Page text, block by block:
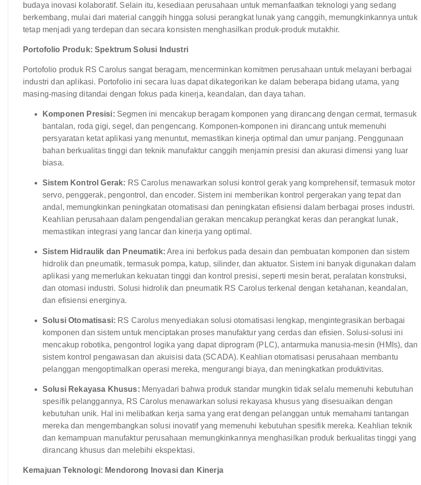
budaya inovasi kolaboratif. Selain itu, kesediaan perusahaan untuk memanfaatkan teknologi yang sedang
berkembang, mulai dari material canggih hingga solusi perangkat lunak yang canggih, memungkinkannya untuk
tetap menjadi yang terdepan dan secara konsisten menghasilkan produk-produk mutakhir.
Portofolio Produk: Spektrum Solusi Industri
Portofolio produk RS Carolus sangat beragam, mencerminkan komitmen perusahaan untuk melayani berbagai
industri dan aplikasi. Portofolio ini secara luas dapat dikategorikan ke dalam beberapa bidang utama, yang
masing-masing ditandai dengan fokus pada kinerja, keandalan, dan daya tahan.
Komponen Presisi: Segmen ini mencakup beragam komponen yang dirancang dengan cermat, termasuk
bantalan, roda gigi, segel, dan pengencang. Komponen-komponen ini dirancang untuk memenuhi
persyaratan ketat aplikasi yang menuntut, memastikan kinerja optimal dan umur panjang. Penggunaan
bahan berkualitas tinggi dan teknik manufaktur canggih menjamin presisi dan akurasi dimensi yang luar
biasa.
Sistem Kontrol Gerak: RS Carolus menawarkan solusi kontrol gerak yang komprehensif, termasuk motor
servo, penggerak, pengontrol, dan encoder. Sistem ini memberikan kontrol pergerakan yang tepat dan
andal, memungkinkan peningkatan otomatisasi dan peningkatan efisiensi dalam berbagai proses industri.
Keahlian perusahaan dalam pengendalian gerakan mencakup perangkat keras dan perangkat lunak,
memastikan integrasi yang lancar dan kinerja yang optimal.
Sistem Hidraulik dan Pneumatik: Area ini berfokus pada desain dan pembuatan komponen dan sistem
hidrolik dan pneumatik, termasuk pompa, katup, silinder, dan aktuator. Sistem ini banyak digunakan dalam
aplikasi yang memerlukan kekuatan tinggi dan kontrol presisi, seperti mesin berat, peralatan konstruksi,
dan otomasi industri. Solusi hidrolik dan pneumatik RS Carolus terkenal dengan ketahanan, keandalan,
dan efisiensi energinya.
Solusi Otomatisasi: RS Carolus menyediakan solusi otomatisasi lengkap, mengintegrasikan berbagai
komponen dan sistem untuk menciptakan proses manufaktur yang cerdas dan efisien. Solusi-solusi ini
mencakup robotika, pengontrol logika yang dapat diprogram (PLC), antarmuka manusia-mesin (HMIs), dan
sistem kontrol pengawasan dan akuisisi data (SCADA). Keahlian otomatisasi perusahaan membantu
pelanggan mengoptimalkan operasi mereka, mengurangi biaya, dan meningkatkan produktivitas.
Solusi Rekayasa Khusus: Menyadari bahwa produk standar mungkin tidak selalu memenuhi kebutuhan
spesifik pelanggannya, RS Carolus menawarkan solusi rekayasa khusus yang disesuaikan dengan
kebutuhan unik. Hal ini melibatkan kerja sama yang erat dengan pelanggan untuk memahami tantangan
mereka dan mengembangkan solusi inovatif yang memenuhi kebutuhan spesifik mereka. Keahlian teknik
dan kemampuan manufaktur perusahaan memungkinkannya menghasilkan produk berkualitas tinggi yang
dirancang khusus dan melebihi ekspektasi.
Kemajuan Teknologi: Mendorong Inovasi dan Kinerja